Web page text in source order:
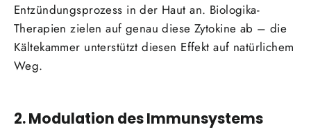
Entzündungsprozess in der Haut an. Biologika-
Therapien zielen auf genau diese Zytokine ab – die
Kältekammer unterstützt diesen Effekt auf natürlichem
Weg.
2. Modulation des Immunsystems